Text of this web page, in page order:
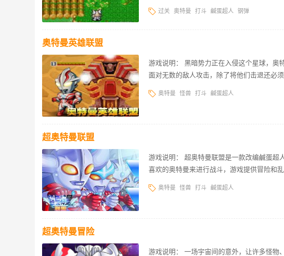
过关 奥特曼 打斗 鹹蛋超人 钢弹
奥特曼英雄联盟
游戏说明： 黑暗势力正在入侵这个星球，奥
面对无数的敌人攻击，除了将他们击退还必
奥特曼 怪兽 打斗 鹹蛋超人
超奥特曼联盟
游戏说明： 超奥特曼联盟是一款改编鹹蛋超
喜欢的奥特曼来进行战斗，游戏提供冒险和
奥特曼 怪兽 打斗 鹹蛋超人
超奥特曼冒险
游戏说明： 一场宇宙间的意外，让许多怪物